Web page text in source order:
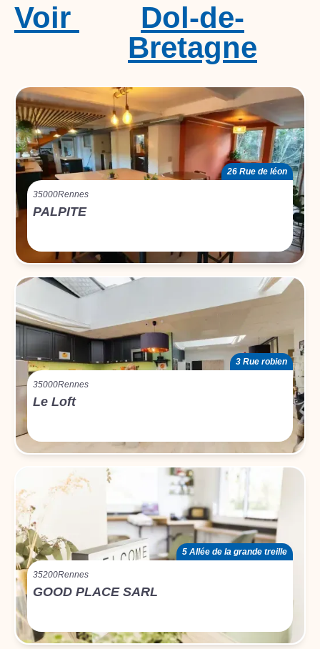
Dol-de-
Bretagne
Voir
26 Rue de léon
35000Rennes
PALPITE
3 Rue robien
35000Rennes
Le Loft
5 Allée de la grande treille
35200Rennes
GOOD PLACE SARL